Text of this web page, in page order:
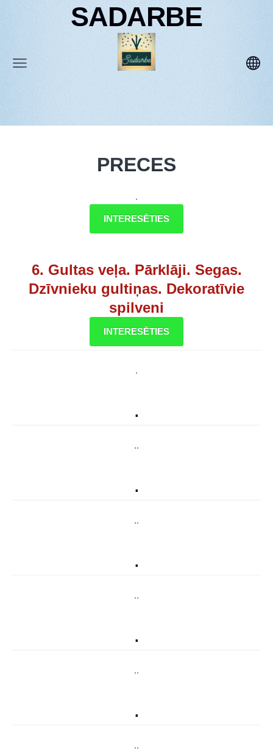
SADARBE
PRECES
.
INTERESĒTIES
6. Gultas veļa. Pārklāji. Segas.
Dzīvnieku gultiņas. Dekoratīvie
spilveni
INTERESĒTIES
.
.
..
.
..
.
..
.
..
.
..